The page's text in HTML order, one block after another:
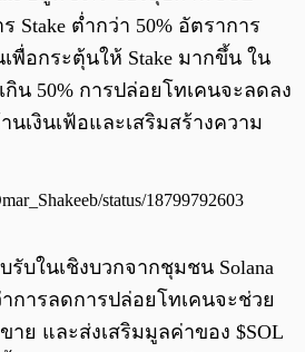
Stake ต่ำกว่า 50% อัตราการ
พื่อกระตุ้นให้ Stake มากขึ้น ใน
น 50% การปล่อยโทเคนจะลดลง
เงินเฟ้อและเสริมสร้างความ
status/18799792603
บในเชิงบวกจากชุมชน Solana
ารลดการปล่อยโทเคนจะช่วย
ย และส่งเสริมมูลค่าของ $SOL